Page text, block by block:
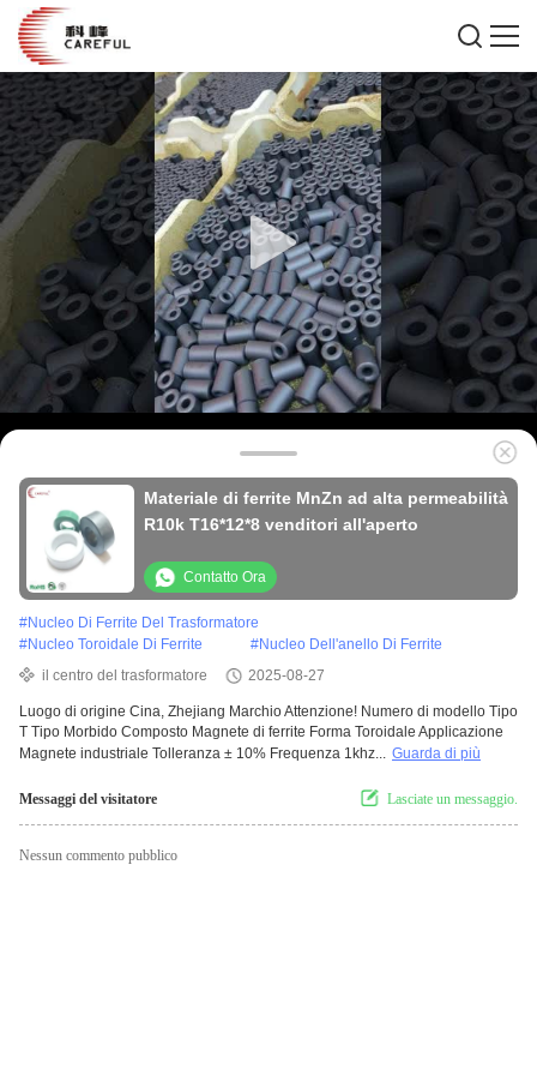
Materiale di ferrite MnZn ad alta permeabilità
R10k T16*12*8 venditori all'aperto
Contatto Ora
#Nucleo Di Ferrite Del Trasformatore
#Nucleo Toroidale Di Ferrite #Nucleo Dell'anello Di Ferrite
il centro del trasformatore
2025-08-27
Luogo di origine Cina, Zhejiang Marchio Attenzione! Numero di modello Tipo
T Tipo Morbido Composto Magnete di ferrite Forma Toroidale Applicazione
Magnete industriale Tolleranza ± 10% Frequenza 1khz... Guarda di più
Messaggi del visitatore Lasciate un messaggio.
Nessun commento pubblico